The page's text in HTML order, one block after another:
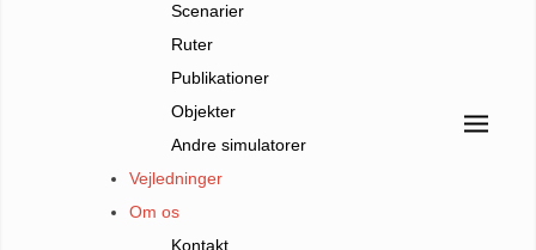
Scenarier
Ruter
Publikationer
Objekter
Andre simulatorer
Vejledninger
Om os
Kontakt